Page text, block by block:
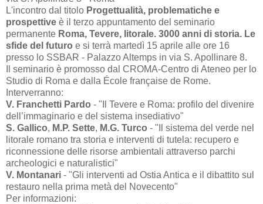
L'incontro dal titolo Progettualità, problematiche e
prospettive è il terzo appuntamento del seminario
permanente Roma, Tevere, litorale. 3000 anni di storia. Le
sfide del futuro e si terrà martedì 15 aprile alle ore 16
presso lo SSBAR - Palazzo Altemps in via S. Apollinare 8.
Il seminario è promosso dal CROMA-Centro di Ateneo per lo
Studio di Roma e dalla École française de Rome.
Interverranno:
V. Franchetti Pardo - "Il Tevere e Roma: profilo del divenire
dell’immaginario e del sistema insediativo"
S. Gallico, M.P. Sette, M.G. Turco - "Il sistema del verde nel
litorale romano tra storia e interventi di tutela: recupero e
riconnessione delle risorse ambientali attraverso parchi
archeologici e naturalistici"
V. Montanari - "Gli interventi ad Ostia Antica e il dibattito sul
restauro nella prima metà del Novecento"
Per informazioni: